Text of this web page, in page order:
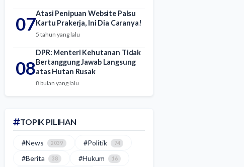
07Atasi Penipuan Website Palsu
Kartu Prakerja, Ini Dia Caranya!
5 tahun yang lalu
08
DPR: Menteri Kehutanan Tidak
Bertanggung Jawab Langsung
atas Hutan Rusak
8 bulan yang lalu
TOPIK PILIHAN
#News 2039 #Politik 74
#Berita 38 #Hukum 16